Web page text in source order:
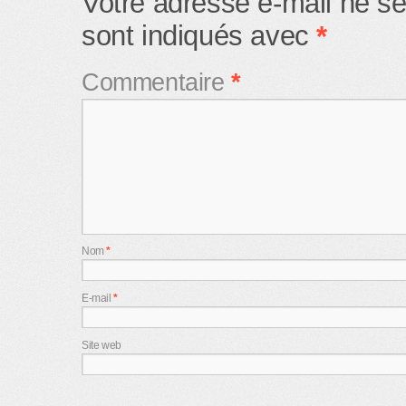
sont indiqués avec*
Commentaire*
Nom*
E-mail*
Site web